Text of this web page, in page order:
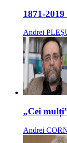
1871-
Andrei
„Cei
Andrei